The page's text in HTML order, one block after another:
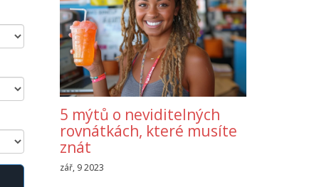
5 mýtů o neviditelných
rovnátkách, které musíte
znát
zář, 9 2023